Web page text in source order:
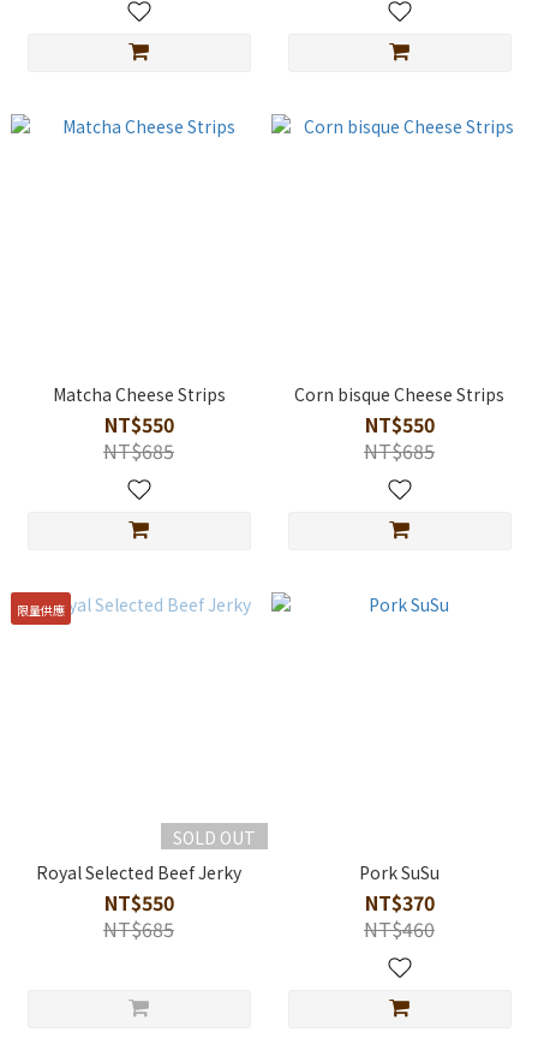
Matcha Cheese Strips
NT$550
NT$685
Corn bisque Cheese Strips
NT$550
NT$685
限量供應
SOLD OUT
Royal Selected Beef Jerky
NT$550
NT$685
Pork SuSu
NT$370
NT$460